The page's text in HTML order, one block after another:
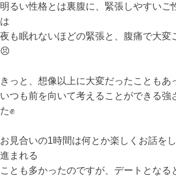
明るい性格とは裏腹に、緊張しやすいご
は
夜も眠れないほどの緊張と、腹痛で大変
😣
きっと、想像以上に大変だったこともあ
いつも前を向いて考えることができる強
た✊
お見合いの1時間は何とか楽しくお話を
進まれる
ことも多かったのですが、デートとなる